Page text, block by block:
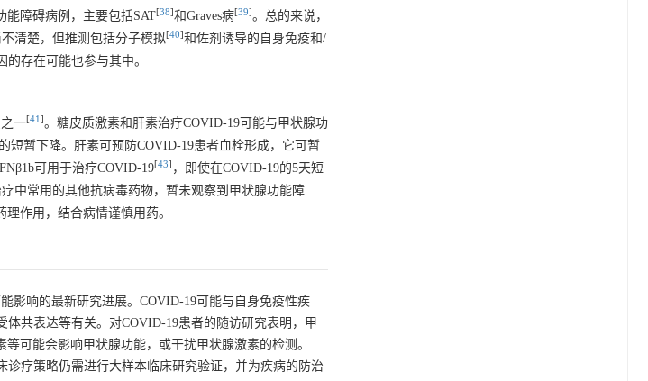
能障碍病例，主要包括SAT[38]和Graves病[39]。总的来说，
清楚，但推测包括分子模拟[40]和佐剂诱导的自身免疫和/
存在可能也参与其中。
一[41 ]。糖皮质激素和肝素治疗COVID-19可能与甲状腺功
短暂下降。肝素可预防COVID-19患者血栓形成，它可暂
可用于治疗COVID-19[43] ，即使在COVID-19的5天短
中常用的其他抗病毒药物，暂未观察到甲状腺功能障
作用，结合病情谨慎用药。
影响的最新研究进展。COVID-19可能与自身免疫性疾
共表达等有关。对COVID-19患者的随访研究表明，甲
可能会影响甲状腺功能，或干扰甲状腺激素的检测。
诊疗策略仍需进行大样本临床研究验证，并为疾病的防治